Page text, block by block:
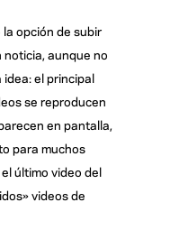
opción de subir
aunque no
el principal
se reproducen
en pantalla,
para muchos
último video del
videos de